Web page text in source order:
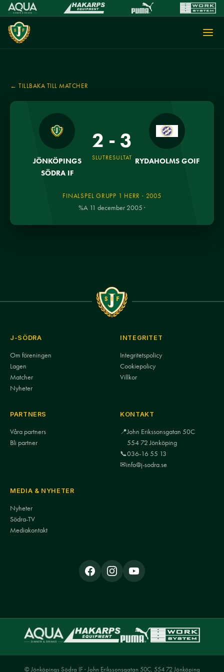
← TILLBAKA TILL MATCHER
JÖNKÖPINGS
SÖDRA IF
2 - 3
SLUTRESULTAT RYDAHOLMS GOIF
FINALSPEL GRUPP 1 HERR · 2005
%A 11 december 2005 ·
J-SÖDRA
Om föreningen
Lagen
Matcher
Nyheter
INTEGRITET
Integritetspolicy
Cookiepolicy
Villkor
PARTNERS
Våra partners
Bli partner
KONTAKT
📍John Erikssonsgatan 50C
554 72 Jönköping
📞036-16 55 13
✉info@j-sodra.se
MEDIA & NYHETER
Nyheter
Södra-TV
Mediakontakt
© Jönköpings Södra IF · John Erikssonsgatan 50C, 554 72 Jönköping